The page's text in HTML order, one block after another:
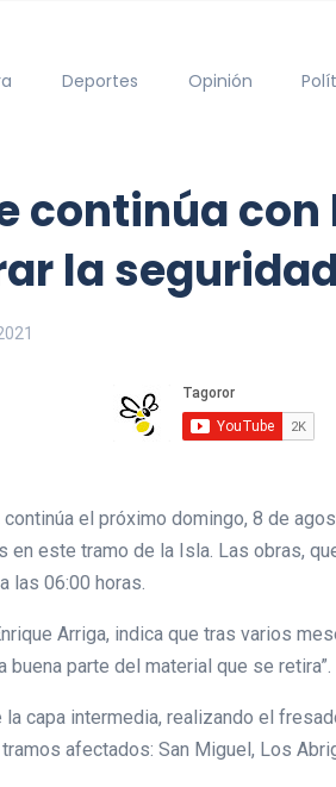
Deportes Opinión
continúa
la
el próximo domingo, 8 de
este tramo de la Isla. Las obras,
las 06:00 horas.
Arriga, indica que tras varios
parte del material que se retira”.
capa intermedia, realizando el
afectados: San Miguel, Los